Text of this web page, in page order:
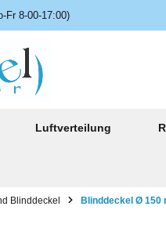
Fr 8-00-17:00)
Luftverteilung
Blinddeckel Blinddeckel Ø 150